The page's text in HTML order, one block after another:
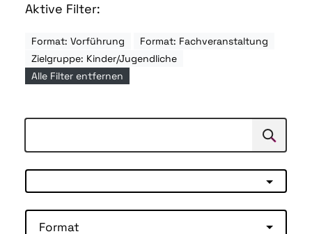
Aktive Filter:
Format: Vorführung
Format: Fachveranstaltung
Zielgruppe: Kinder/Jugendliche
Alle Filter entfernen
Suchen
Format